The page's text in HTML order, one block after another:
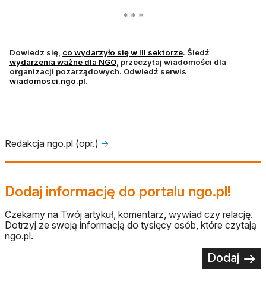
Dowiedz się, co wydarzyło się w III sektorzeotwiera się w nowej
. Śledź
wydarzenia ważne dla NGOotwiera się w nowej karcie
, przeczytaj wiadomości dla
organizacji pozarządowych. Odwiedź serwis
wiadomosci.ngo.pl.
Redakcja ngo.pl (opr.) 🡢
Dodaj informację do portalu ngo.pl!
Czekamy na Twój artykuł, komentarz, wywiad czy relację.
Dotrzyj ze swoją informacją do tysięcy osób, które czytają
ngo.pl.
Dodaj